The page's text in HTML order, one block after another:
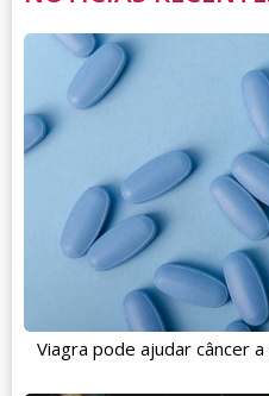
Viagra pode ajudar câncer